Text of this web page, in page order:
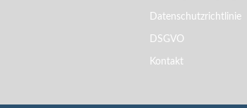
Datenschutzrichtlinie
DSGVO
Kontakt